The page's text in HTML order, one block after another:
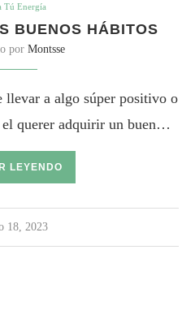
Tú Energía
BUENOS HÁBITOS
por Montsse
llevar a algo súper positivo o
el querer adquirir un buen…
LEYENDO
18, 2023